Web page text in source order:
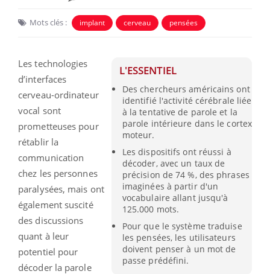
Mots clés : implant cerveau pensées
L'ESSENTIEL
Des chercheurs américains ont
identifié l'activité cérébrale liée
à la tentative de parole et la
parole intérieure dans le cortex
moteur.
Les dispositifs ont réussi à
décoder, avec un taux de
précision de 74 %, des phrases
imaginées à partir d'un
vocabulaire allant jusqu'à
125.000 mots.
Pour que le système traduise
les pensées, les utilisateurs
doivent penser à un mot de
passe prédéfini.
Les technologies
d’interfaces
cerveau-ordinateur
vocal sont
prometteuses pour
rétablir la
communication
chez les personnes
paralysées, mais ont
également suscité
des discussions
quant à leur
potentiel pour
décoder la parole